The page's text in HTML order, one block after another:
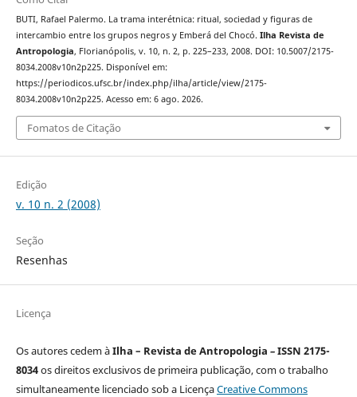
BUTI, Rafael Palermo. La trama interétnica: ritual, sociedad y figuras de
intercambio entre los grupos negros y Emberá del Chocó. Ilha Revista de
Antropologia, Florianópolis, v. 10, n. 2, p. 225–233, 2008. DOI: 10.5007/2175-
8034.2008v10n2p225. Disponível em:
https://periodicos.ufsc.br/index.php/ilha/article/view/2175-
8034.2008v10n2p225. Acesso em: 6 ago. 2026.
Fomatos de Citação
Edição
v. 10 n. 2 (2008)
Seção
Resenhas
Licença
Os autores cedem àIlha – Revista de Antropologia –ISSN 2175-
8034os direitos exclusivos de primeira publicação, com o trabalho
simultaneamente licenciado sob a LicençaCreative Commons